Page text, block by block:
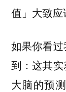
值」大致应
如果你看
到：这其
大脑的预